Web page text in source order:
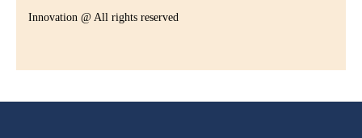
Innovation @ All rights reserved